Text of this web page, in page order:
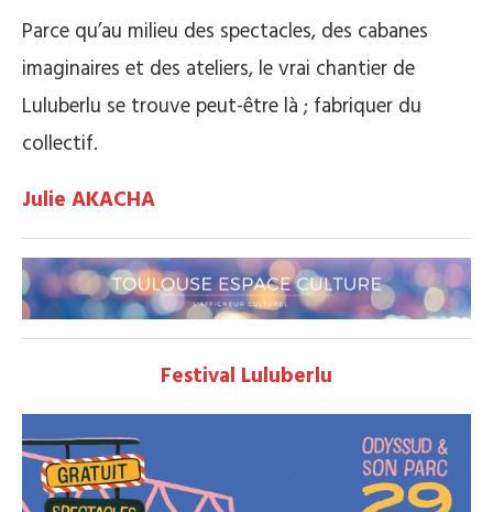
Parce qu’au milieu des spectacles, des cabanes
imaginaires et des ateliers, le vrai chantier de
Luluberlu se trouve peut-être là ; fabriquer du
collectif.
Julie AKACHA
Festival Luluberlu